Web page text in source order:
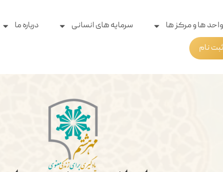
واحد ها و مرکز ها سرمایه های انسانی درباره ما
ثبت نام